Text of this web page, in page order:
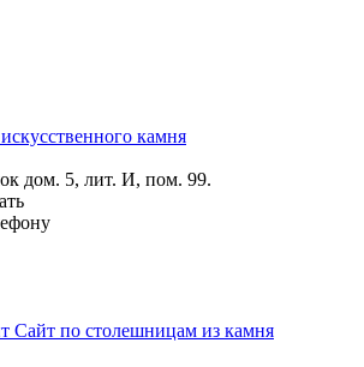
камня
дом. 5, лит. И, пом. 99.
Сайт по столешницам из камня